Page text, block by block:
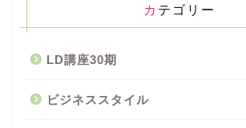
カテゴリー
LD講座30期
ビジネススタイル